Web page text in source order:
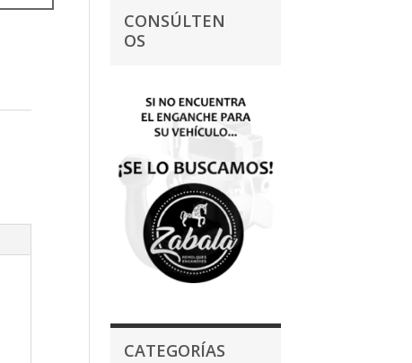
CONSÚLTEN
OS
CATEGORÍAS